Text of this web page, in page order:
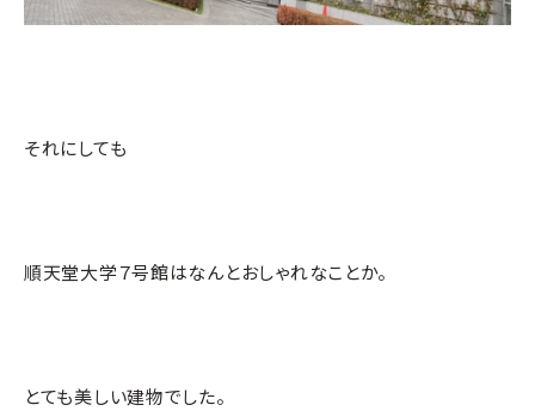
それにしても
順天堂大学７号館はなんとおしゃれなことか。
とても美しい建物でした。